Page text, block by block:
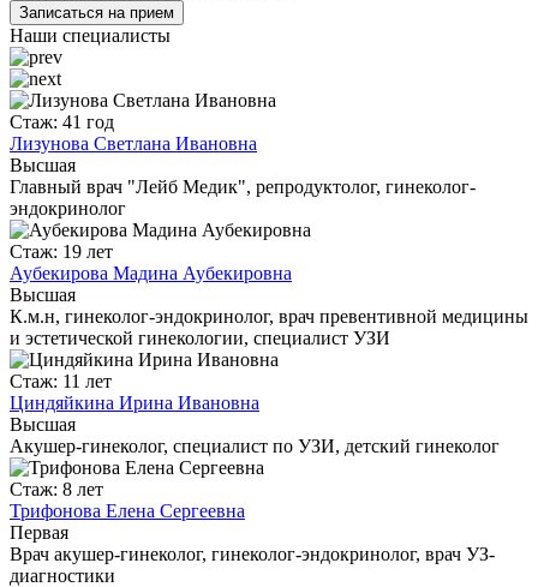
Записаться на прием
Наши специалисты
Стаж: 41 год
Лизунова Светлана Ивановна
Высшая
Главный врач "Лейб Медик", репродуктолог, гинеколог-
эндокринолог
Стаж: 19 лет
Аубекирова Мадина Аубекировна
Высшая
К.м.н, гинеколог-эндокринолог, врач превентивной медицины
и эстетической гинекологии, специалист УЗИ
Стаж: 11 лет
Циндяйкина Ирина Ивановна
Высшая
Акушер-гинеколог, специалист по УЗИ, детский гинеколог
Стаж: 8 лет
Трифонова Елена Сергеевна
Первая
Врач акушер-гинеколог, гинеколог-эндокринолог, врач УЗ-
диагностики